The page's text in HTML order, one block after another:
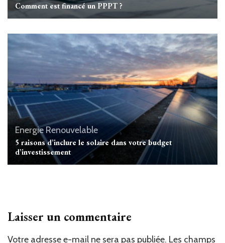
Comment est financé un PPPT ?
Energie Renouvelable
5 raisons d’inclure le solaire dans votre budget
d’investissement
Laisser un commentaire
Votre adresse e-mail ne sera pas publiée. Les champs
Alternative: